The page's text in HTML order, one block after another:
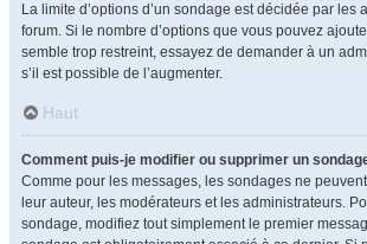
La limite d’options d’un sondage est décidée par les
forum. Si le nombre d’options que vous pouvez
semble trop restreint, essayez de demander à un
s’il est possible de l’augmenter.
Haut
Comment puis-je modifier ou supprimer un
Comme pour les messages, les sondages ne
leur auteur, les modérateurs et les administrateurs.
sondage, modifiez tout simplement le premier